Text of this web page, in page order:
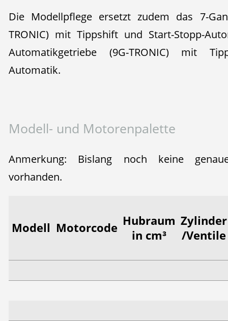
Die Modellpflege ersetzt zudem das 7-
TRONIC) mit Tippshift und Start-Stopp-
Automatikgetriebe (9G-TRONIC) mit
Automatik.
Modell- und Motorenpalette
Anmerkung: Bislang noch keine
vorhanden.
Modell Motorcode Hubraum
in cm³
Zylinder
/Ventile